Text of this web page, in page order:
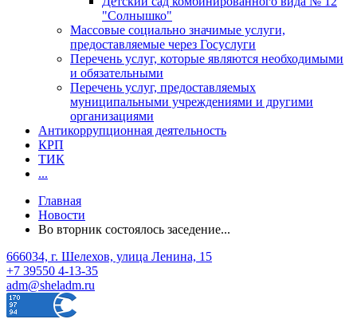
"Солнышко"
Массовые социально значимые услуги,
предоставляемые через Госуслуги
Перечень услуг, которые являются необходимыми
и обязательными
Перечень услуг, предоставляемых
муниципальными учреждениями и другими
организациями
Антикоррупционная деятельность
КРП
ТИК
...
Главная
Новости
Во вторник состоялось заседение...
666034, г. Шелехов, улица Ленина, 15
+7 39550 4-13-35
adm@sheladm.ru